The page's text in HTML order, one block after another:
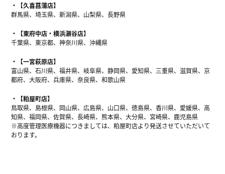
【久喜菖蒲店】
群馬県、埼玉県、新潟県、山梨県、長野県
【東府中店・横浜瀬谷店】
千葉県、東京都、神奈川県、沖縄県
【一宮萩原店】
富山県、石川県、福井県、岐阜県、静岡県、愛知県、三重県、滋賀県、京
都府、大阪府、兵庫県、奈良県、和歌山県
【粕屋町店】
鳥取県、島根県、岡山県、広島県、山口県、徳島県、香川県、愛媛県、高
知県、福岡県、佐賀県、長崎県、熊本県、大分県、宮崎県、鹿児島県
※高度管理医療機器につきましては、粕屋町店より発送させていただいて
おります。